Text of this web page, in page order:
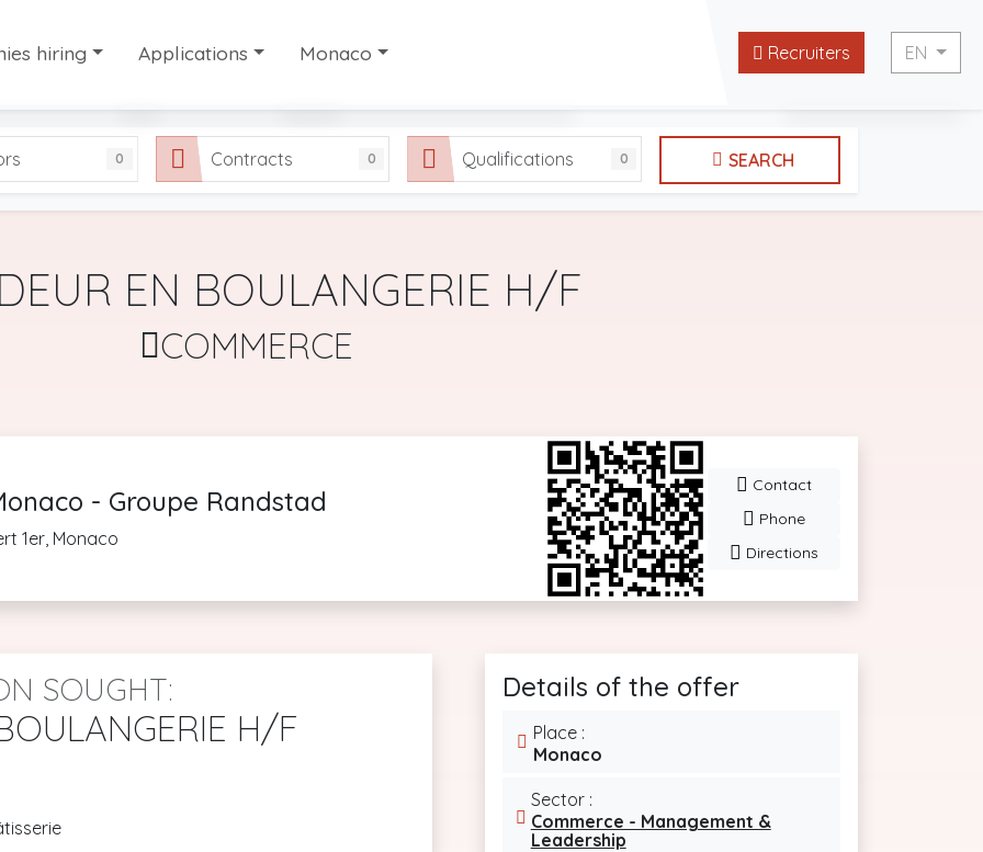
hiring
work agencies
Applications
Share your application
Monaco
Our selection of useful websites
Recruiters EN
0 Contracts 0 Qualifications 0 SEARCH
EN BOULANGERIE H/F
COMMERCE
- Groupe Randstad
1er, Monaco
Contact
Phone
Directions
SOUGHT:
H/F
Details of the offer
Place :
Monaco
Sector :
Commerce - Management &
Leadership